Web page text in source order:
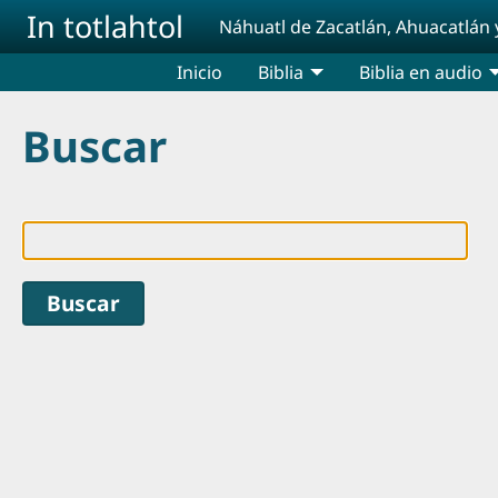
Pasar al contenido principal
In totlahtol Náhuatl de Zacatlán, Ahuacatlán
Inicio Biblia Biblia en audio
Buscar